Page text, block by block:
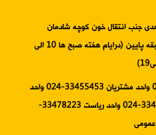
جنب انتقال خون کوچه شادمان
ساختمان نامور طبقه پایین (درایام هفته صبح ها 10 الی
024-33544688 واحد مشتریان 33455453-024 واحد
مشتریان 33466877-024 واحد ریاست 33478223-